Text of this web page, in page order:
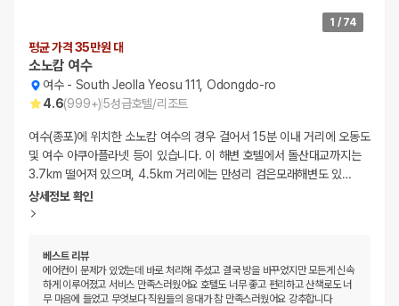
1 / 74
평균 가격 35만원 대
소노캄 여수
여수- South Jeolla Yeosu 111, Odongdo-ro
4.6(999+)5성급호텔/리조트
여수(종포)에 위치한 소노캄 여수의 경우 걸어서 15분 이내 거리에 오동도
및 여수 아쿠아플라넷 등이 있습니다. 이 해변 호텔에서 돌산대교까지는
3.7km 떨어져 있으며, 4.5km 거리에는 만성리 검은모래해변도 있…
상세정보 확인
베스트 리뷰
에어컨이 문제가 있었는데 바로 처리해 주셨고 결국 방을 바꾸었지만 모든게 신속
하게 이루어졌고 서비스 만족스러웠어요 호텔도 너무 좋고 편리하고 산책로도 너
무 마음에 들었고 무엇보다 직원들의 응대가 참 만족스러웠어요 강추합니다